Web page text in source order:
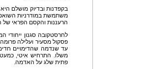
בקפדנות ובדיוק מושלם
משתמשת במודרניות
הרעננות והקסם הפראי של
לחרסטקובה סגנון ייחודי
פסקול מסעיר ועלילה
עד שנדמה שהדימויים
משלו. התרחיש איטי,
פתית שלג על האדמה.